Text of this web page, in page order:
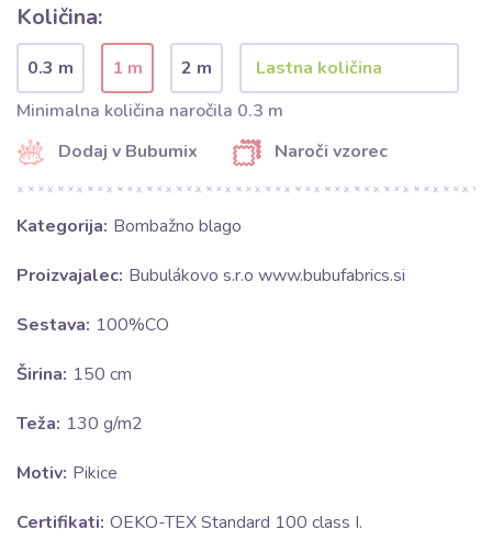
Količina:
0.3 m 1 m
2 m
Minimalna količina naročila 0.3 m
Dodaj v Bubumix
Naroči vzorec
Kategorija: Bombažno blago
Proizvajalec: Bubulákovo s.r.o www.bubufabrics.si
Sestava: 100%CO
Širina: 150 cm
Teža: 130 g/m2
Motiv: Pikice
Certifikati: OEKO-TEX Standard 100 class I.